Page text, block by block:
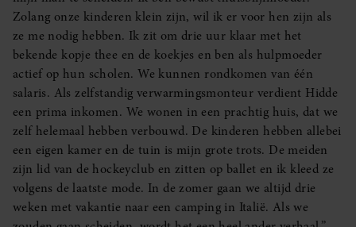
Zolang onze kinderen klein zijn, wil ik er voor hen zijn als
ze me nodig hebben. Ik zit om drie uur klaar met het
bekende kopje thee en de koekjes en ben als hulpmoeder
actief op hun scholen. We kunnen rondkomen van één
salaris. Als zelfstandig verwarmingsmonteur verdient Hidde
een prima inkomen. We wonen in een prachtig huis, dat we
zelf helemaal hebben verbouwd. De kinderen hebben allebei
een eigen kamer en de tuin is mijn grote trots. De meiden
zijn lid van de hockeyclub en zitten op ballet en ik kleed ze
volgens de laatste mode. In de zomer gaan we altijd drie
weken met vakantie naar een camping in Italië. Als we